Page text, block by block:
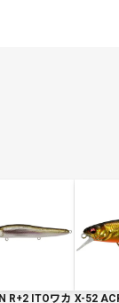
R+2 ITOワカ X-52